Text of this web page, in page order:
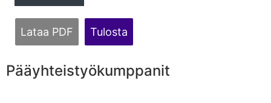
Lataa PDF Tulosta
Pääyhteistyökumppanit